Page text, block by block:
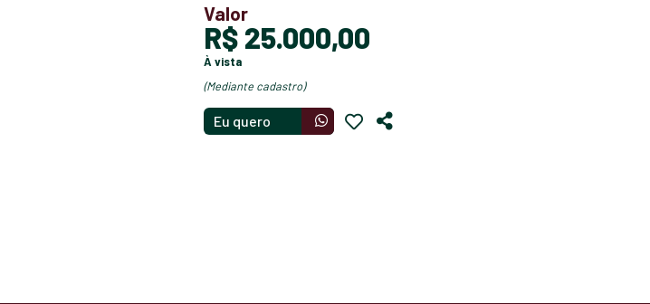
Valor
R$ 25.000,00
à vista
(mediante cadastro)
Eu quero